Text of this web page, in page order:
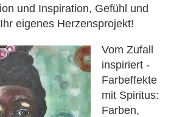
und Inspiration, Gefühl und
eigenes Herzensprojekt!
Vom Zufall
inspiriert -
Farbeffekte
mit Spiritus:
Farben,